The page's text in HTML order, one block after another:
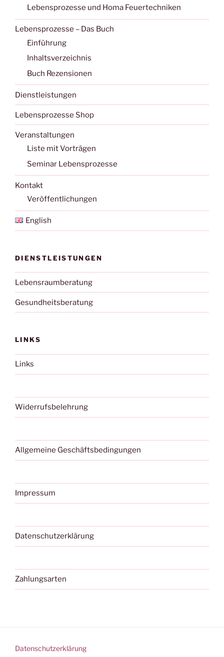
Lebensprozesse und Homa Feuertechniken
Lebensprozesse – Das Buch
Einführung
Inhaltsverzeichnis
Buch Rezensionen
Dienstleistungen
Lebensprozesse Shop
Veranstaltungen
Liste mit Vorträgen
Seminar Lebensprozesse
Kontakt
Veröffentlichungen
English
DIENSTLEISTUNGEN
Lebensraumberatung
Gesundheitsberatung
LINKS
Links
Widerrufsbelehrung
Allgemeine Geschäftsbedingungen
Impressum
Datenschutzerklärung
Zahlungsarten
Datenschutzerklärung